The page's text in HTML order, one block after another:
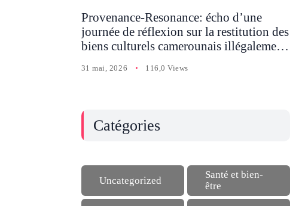
Provenance-Resonance: écho d’une
journée de réflexion sur la restitution des
biens culturels camerounais illégalement
31 mai, 2026 116,0 Views
Catégories
Uncategorized
Santé et bien-
être